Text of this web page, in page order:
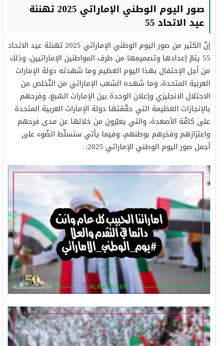
صور اليوم الوطني الإماراتي 2025 تهنئة
عيد الاتحاد 55
إنّ الكثير من صور اليوم الوطني الإماراتي 2025 تهنئة عيد الاتحاد
55 يتمّ إعدادها وتصميمها من طرف المواطنين الإماراتيين، وذلك
من أجل الإحتفال بهذا اليوم العظيم وما شهدته دولة الإمارات
العربية المتحدة، وما شهده الشعب الإماراتي من التّخلص من
الاحتلال الانجليزي وإعلان الوحدة بين الإمارات السّبع، وفرحهم
بالإنجازات العظيمة التي حقّقتها دولة الإمارات العربية المتحدة
على كافّة الأصعدة، والتي يعبّرون من خلالها عن مدى فرحهم
واعتزازهم وفخرهم بوطنهم، وفيما يأتي سنسلّط الضّوء على
أجمل صور اليوم الوطني الإماراتي 2025: